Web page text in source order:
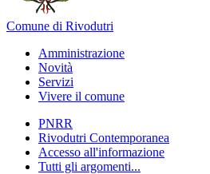
Comune di Rivodutri
Amministrazione
Novità
Servizi
Vivere il comune
PNRR
Rivodutri Contemporanea
Accesso all'informazione
Tutti gli argomenti...